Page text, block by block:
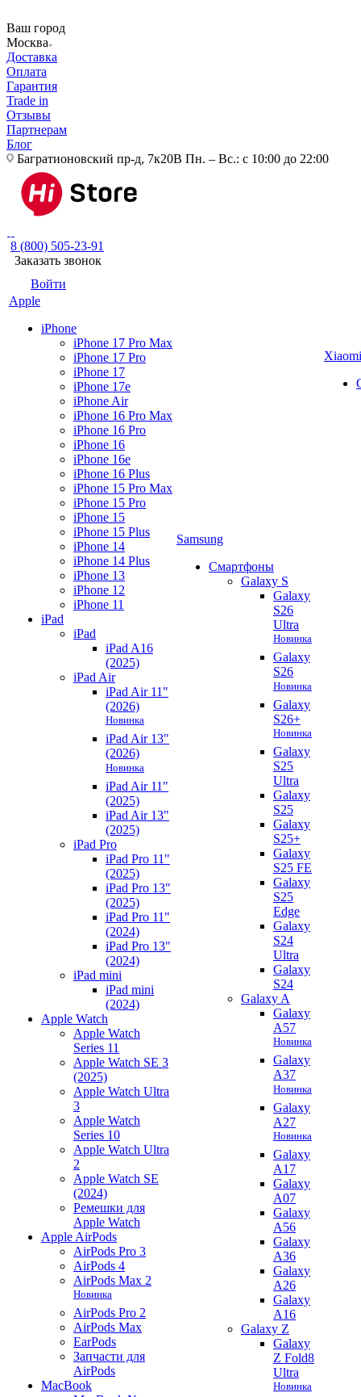
Ваш город
Москва
Доставка
Оплата
Гарантия
Trade in
Отзывы
Партнерам
Блог
Багратионовский пр-д, 7к20В Пн. – Вс.: с 10:00 до 22:00
8 (800) 505-23-91
Заказать звонок
Войти
Apple
iPhone
iPhone 17 Pro Max
iPhone 17 Pro
iPhone 17
iPhone 17e
iPhone Air
iPhone 16 Pro Max
iPhone 16 Pro
iPhone 16
iPhone 16e
iPhone 16 Plus
iPhone 15 Pro Max
iPhone 15 Pro
iPhone 15
iPhone 15 Plus
iPhone 14
iPhone 14 Plus
iPhone 13
iPhone 12
iPhone 11
iPad
iPad
iPad A16
(2025)
iPad Air
iPad Air 11"
(2026)
Новинка
iPad Air 13"
(2026)
Новинка
iPad Air 11"
(2025)
iPad Air 13"
(2025)
iPad Pro
iPad Pro 11"
(2025)
iPad Pro 13"
(2025)
iPad Pro 11"
(2024)
iPad Pro 13"
(2024)
iPad mini
iPad mini
(2024)
Apple Watch
Apple Watch
Series 11
Apple Watch SE 3
(2025)
Apple Watch Ultra
3
Apple Watch
Series 10
Apple Watch Ultra
2
Apple Watch SE
(2024)
Ремешки для
Apple Watch
Apple AirPods
AirPods Pro 3
AirPods 4
AirPods Max 2
Новинка
AirPods Pro 2
AirPods Max
EarPods
Запчасти для
AirPods
MacBook
Samsung
Смартфоны
Galaxy S
Galaxy
S26
Ultra
Новинка
Galaxy
S26
Новинка
Galaxy
S26+
Новинка
Galaxy
S25
Ultra
Galaxy
S25
Galaxy
S25+
Galaxy
S25 FE
Galaxy
S25
Edge
Galaxy
S24
Ultra
Galaxy
S24
Galaxy A
Galaxy
A57
Новинка
Galaxy
A37
Новинка
Galaxy
A27
Новинка
Galaxy
A17
Galaxy
A07
Galaxy
A56
Galaxy
A36
Galaxy
A26
Galaxy
A16
Galaxy Z
Galaxy
Z Fold8
Ultra
Новинка
Xiaomi